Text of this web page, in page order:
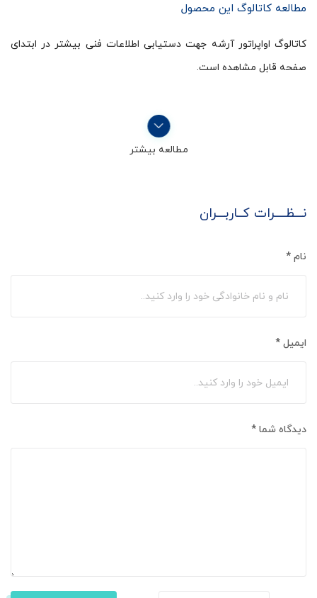
مطالعه کاتالوگ این محصول
کاتالوگ اواپراتور آرشه جهت دستیابی اطلاعات فنی بیشتر در ابتدای
صفحه قابل مشاهده است.
مطالعه بیشتر
نـــظــــرات کــاربـــران
نام *
ایمیل *
دیدگاه شما *